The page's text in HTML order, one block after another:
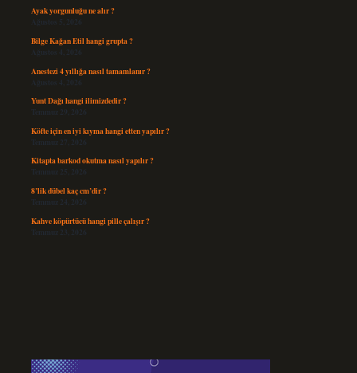
Ayak yorgunluğu ne alır ?
Ağustos 5, 2026
Bilge Kağan Etil hangi grupta ?
Ağustos 4, 2026
Anestezi 4 yıllığa nasıl tamamlanır ?
Ağustos 4, 2026
Yunt Dağı hangi ilimizdedir ?
Temmuz 29, 2026
Köfte için en iyi kıyma hangi etten yapılır ?
Temmuz 27, 2026
Kitapta barkod okutma nasıl yapılır ?
Temmuz 25, 2026
8’lik dübel kaç cm’dir ?
Temmuz 24, 2026
Kahve köpürtücü hangi pille çalışır ?
Temmuz 23, 2026